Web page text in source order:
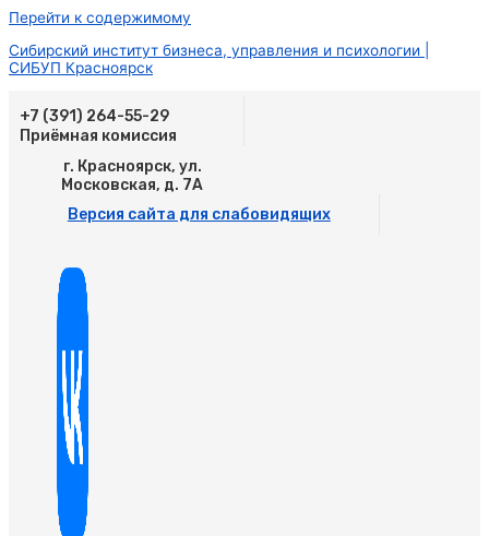
Перейти к содержимому
Сибирский институт бизнеса, управления и психологии |
СИБУП Красноярск
+7 (391) 264-55-29
Приёмная комиссия
г. Красноярск, ул.
Московская, д. 7А
Версия сайта для слабовидящих